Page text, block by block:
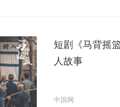
短剧《马背摇
人故事
中国网